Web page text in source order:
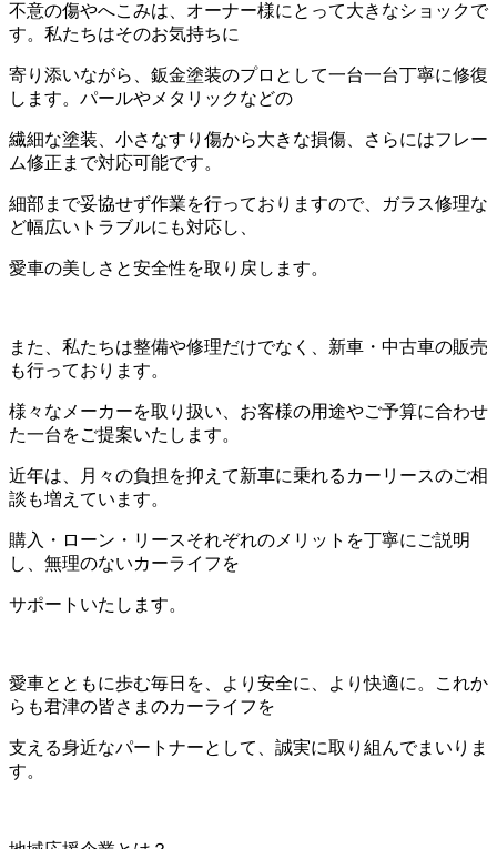
不意の傷やへこみは、オーナー様にとって大きなショックで
す。私たちはそのお気持ちに
寄り添いながら、鈑金塗装のプロとして一台一台丁寧に修復
します。パールやメタリックなどの
繊細な塗装、小さなすり傷から大きな損傷、さらにはフレー
ム修正まで対応可能です。
細部まで妥協せず作業を行っておりますので、ガラス修理な
ど幅広いトラブルにも対応し、
愛車の美しさと安全性を取り戻します。
また、私たちは整備や修理だけでなく、新車・中古車の販売
も行っております。
様々なメーカーを取り扱い、お客様の用途やご予算に合わせ
た一台をご提案いたします。
近年は、月々の負担を抑えて新車に乗れるカーリースのご相
談も増えています。
購入・ローン・リースそれぞれのメリットを丁寧にご説明
し、無理のないカーライフを
サポートいたします。
愛車とともに歩む毎日を、より安全に、より快適に。これか
らも君津の皆さまのカーライフを
支える身近なパートナーとして、誠実に取り組んでまいりま
す。